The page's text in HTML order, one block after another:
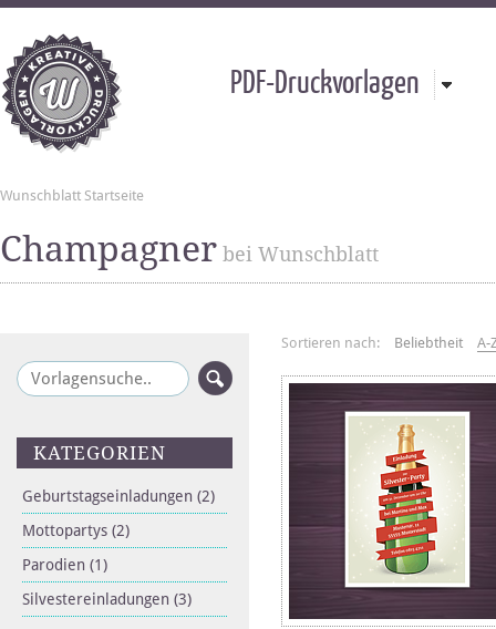
PDF-Druckvorlagen
Wunschblatt Startseite
Champagner bei Wunschblatt
KATEGORIEN
Geburtstagseinladungen (2)
Mottopartys (2)
Parodien (1)
Silvestereinladungen (3)
Sortieren nach: Beliebtheit A-